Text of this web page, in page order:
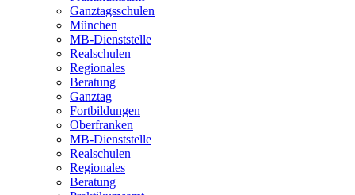
Ganztagsschulen
München
MB-Dienststelle
Realschulen
Regionales
Beratung
Ganztag
Fortbildungen
Oberfranken
MB-Dienststelle
Realschulen
Regionales
Beratung